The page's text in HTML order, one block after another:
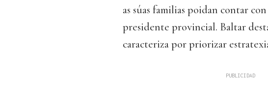
as súas familias poidan contar
presidente provincial. Baltar
caracteriza por priorizar